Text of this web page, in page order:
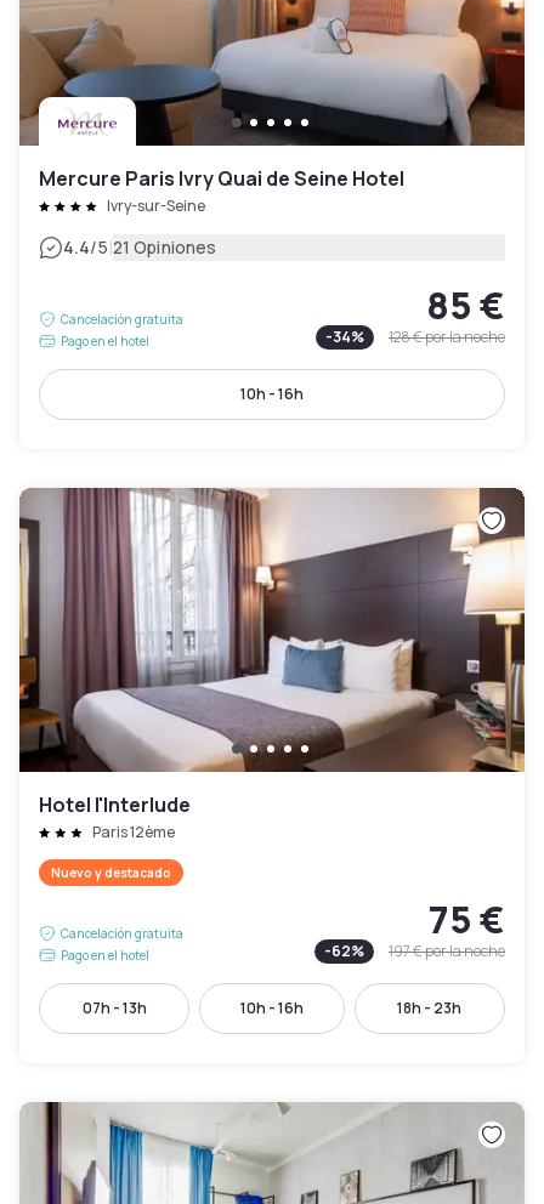
Mercure Paris Ivry Quai de Seine Hotel
Ivry-sur-Seine
4.4/5|21 Opiniones
Cancelación gratuita
Pago en el hotel
85 €
-34% 128 €por la noche
10h - 16h
Hotel l'Interlude
Paris 12ème
Nuevo y destacado
Cancelación gratuita
Pago en el hotel
75 €
-62% 197 €por la noche
07h - 13h 10h - 16h 18h - 23h